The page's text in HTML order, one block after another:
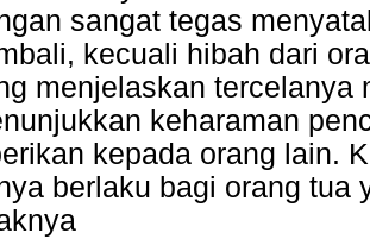
sangat tegas
kecuali hibah dari
menjelaskan tercelanya
keharaman
kepada orang lain.
berlaku bagi orang tua